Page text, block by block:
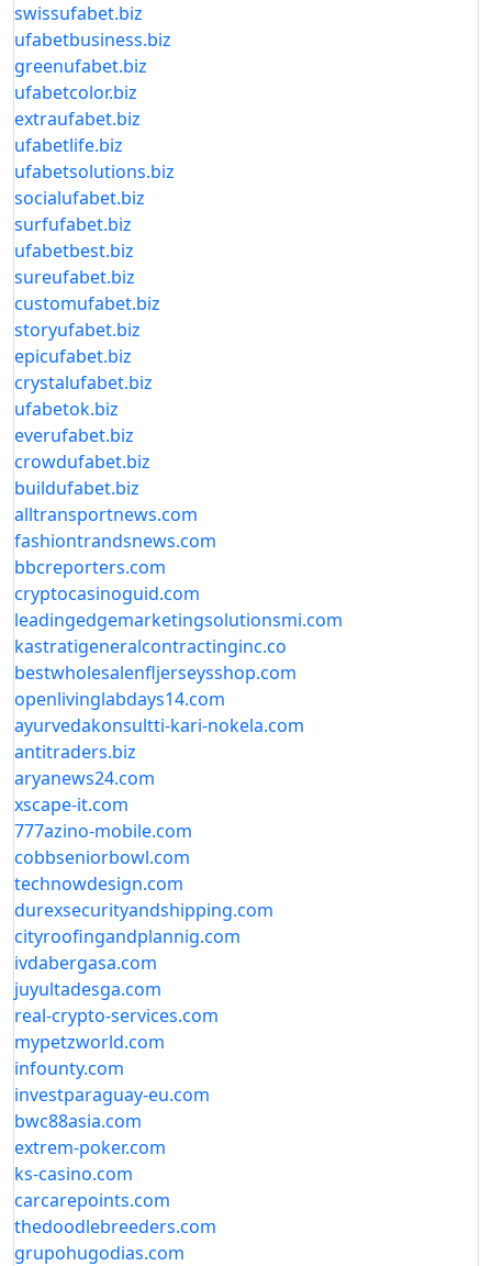
swissufabet.biz
ufabetbusiness.biz
greenufabet.biz
ufabetcolor.biz
extraufabet.biz
ufabetlife.biz
ufabetsolutions.biz
socialufabet.biz
surfufabet.biz
ufabetbest.biz
sureufabet.biz
customufabet.biz
storyufabet.biz
epicufabet.biz
crystalufabet.biz
ufabetok.biz
everufabet.biz
crowdufabet.biz
buildufabet.biz
alltransportnews.com
fashiontrandsnews.com
bbcreporters.com
cryptocasinoguid.com
leadingedgemarketingsolutionsmi.com
kastratigeneralcontractinginc.co
bestwholesalenfljerseysshop.com
openlivinglabdays14.com
ayurvedakonsultti-kari-nokela.com
antitraders.biz
aryanews24.com
xscape-it.com
777azino-mobile.com
cobbseniorbowl.com
technowdesign.com
durexsecurityandshipping.com
cityroofingandplannig.com
ivdabergasa.com
juyultadesga.com
real-crypto-services.com
mypetzworld.com
infounty.com
investparaguay-eu.com
bwc88asia.com
extrem-poker.com
ks-casino.com
carcarepoints.com
thedoodlebreeders.com
grupohugodias.com